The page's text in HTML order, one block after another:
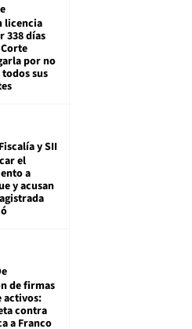
licencia
338 días
por no
sus
Fiscalía y SII
el
a
y acusan
de firmas
activos:
contra
a Franco